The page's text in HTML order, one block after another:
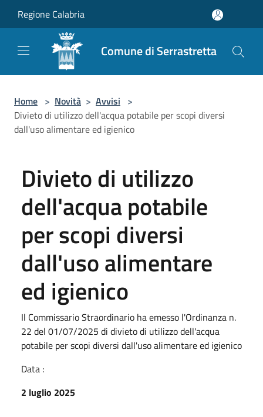
Regione Calabria
Comune di Serrastretta
Home > Novità > Avvisi >
Divieto di utilizzo dell'acqua potabile per scopi diversi
dall'uso alimentare ed igienico
Divieto di utilizzo
dell'acqua potabile
per scopi diversi
dall'uso alimentare
ed igienico
Il Commissario Straordinario ha emesso l'Ordinanza n.
22 del 01/07/2025 di divieto di utilizzo dell'acqua
potabile per scopi diversi dall'uso alimentare ed igienico
Data :
2 luglio 2025